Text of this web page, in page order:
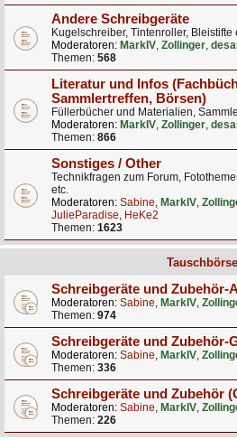
Andere Schreibgeräte
Kugelschreiber, Tintenroller, Bleistifte
Moderatoren: MarkIV, Zollinger,
Themen: 568
Literatur und Infos
Sammlertreffen, Börsen)
Füllerbücher und Materialien,
Moderatoren: MarkIV, Zollinger,
Themen: 866
Sonstiges / Other
Technikfragen zum Forum,
etc.
Moderatoren: Sabine, MarkIV,
JulieParadise, HeKe2
Themen: 1623
Tauschbörse
Schreibgeräte und Zubehör-
Moderatoren: Sabine, MarkIV,
Themen: 974
Schreibgeräte und Zubehör-
Moderatoren: Sabine, MarkIV,
Themen: 336
Schreibgeräte und Zubehör
Moderatoren: Sabine, MarkIV,
Themen: 226